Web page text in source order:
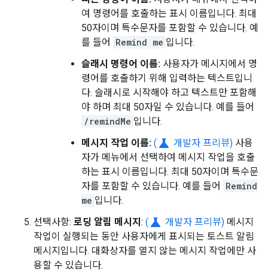
여 명령어를 호출하는 표시 이름입니다. 최대
50자이며 특수문자를 포함할 수 있습니다. 예
를 들어
Remind me 입니다.
슬래시 명령어 이름: 사용자가 메시지에서 명
령어를 호출하기 위해 입력하는 텍스트입니
다. 슬래시로 시작해야 하고 텍스트만 포함해
야 하며 최대 50자일 수 있습니다. 예를 들어
/remindMe 입니다.
메시지 작업 이름: ( science 개발자 프리뷰) 사용
자가 메뉴에서 선택하여 메시지 작업을 호출
하는 표시 이름입니다. 최대 50자이며 특수문
자를 포함할 수 있습니다. 예를 들어
Remind
me 입니다.
선택사항: 로딩 알림 메시지 : ( science 개발자 프리뷰) 메시지
작업이 실행되는 동안 사용자에게 표시되는 토스트 알림
메시지입니다. 대화상자를 열지 않는 메시지 작업에만 사
용할 수 있습니다.